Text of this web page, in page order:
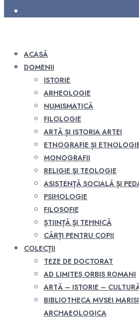
ACASĂ
DOMENII
ISTORIE
ARHEOLOGIE
NUMISMATICĂ
FILOLOGIE
ARTĂ ȘI ISTORIA ARTEI
ETNOGRAFIE ȘI
MONOGRAFII
RELIGIE ŞI TEOLOGIE
ASISTENȚĂ SOCIALĂ ȘI
PSIHOLOGIE
FILOSOFIE
ȘTIINȚĂ ȘI TEHNICĂ
CĂRȚI PENTRU COPII
COLECȚII
TEZE DE DOCTORAT
AD LIMITES ORBIS ROMANI
ARTĂ – ISTORIE –
BIBLIOTHECA MVSEI
ARCHAEOLOGICA